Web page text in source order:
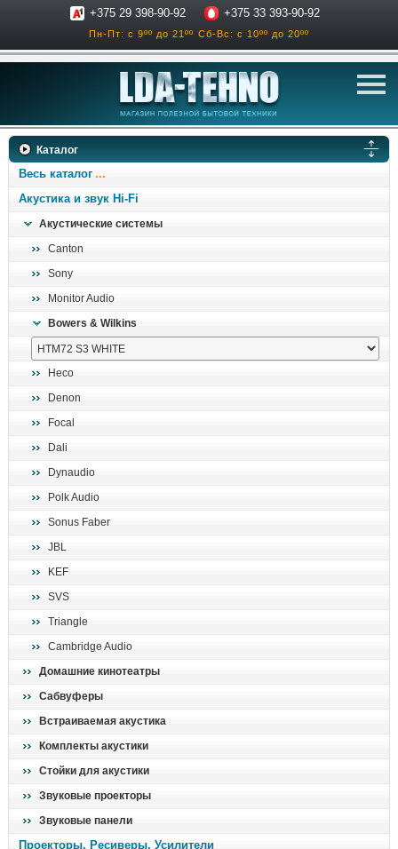
+375 29 398-90-92 +375 33 393-90-92
Пн-Пт: с 9ºº до 21ºº Сб-Вс: с 10ºº до 20ºº
телевизоры
ресиверы, усилители
отопительные котлы
Каталог
Весь каталог
Акустика и звук Hi-Fi
Акустические системы
Canton
Sony
Monitor Audio
Bowers & Wilkins
Heco
Denon
Focal
Dali
Dynaudio
Polk Audio
Sonus Faber
JBL
KEF
SVS
Triangle
Cambridge Audio
Домашние кинотеатры
Сабвуферы
Встраиваемая акустика
Комплекты акустики
Стойки для акустики
Звуковые проекторы
Звуковые панели
Проекторы, Ресиверы, Усилители